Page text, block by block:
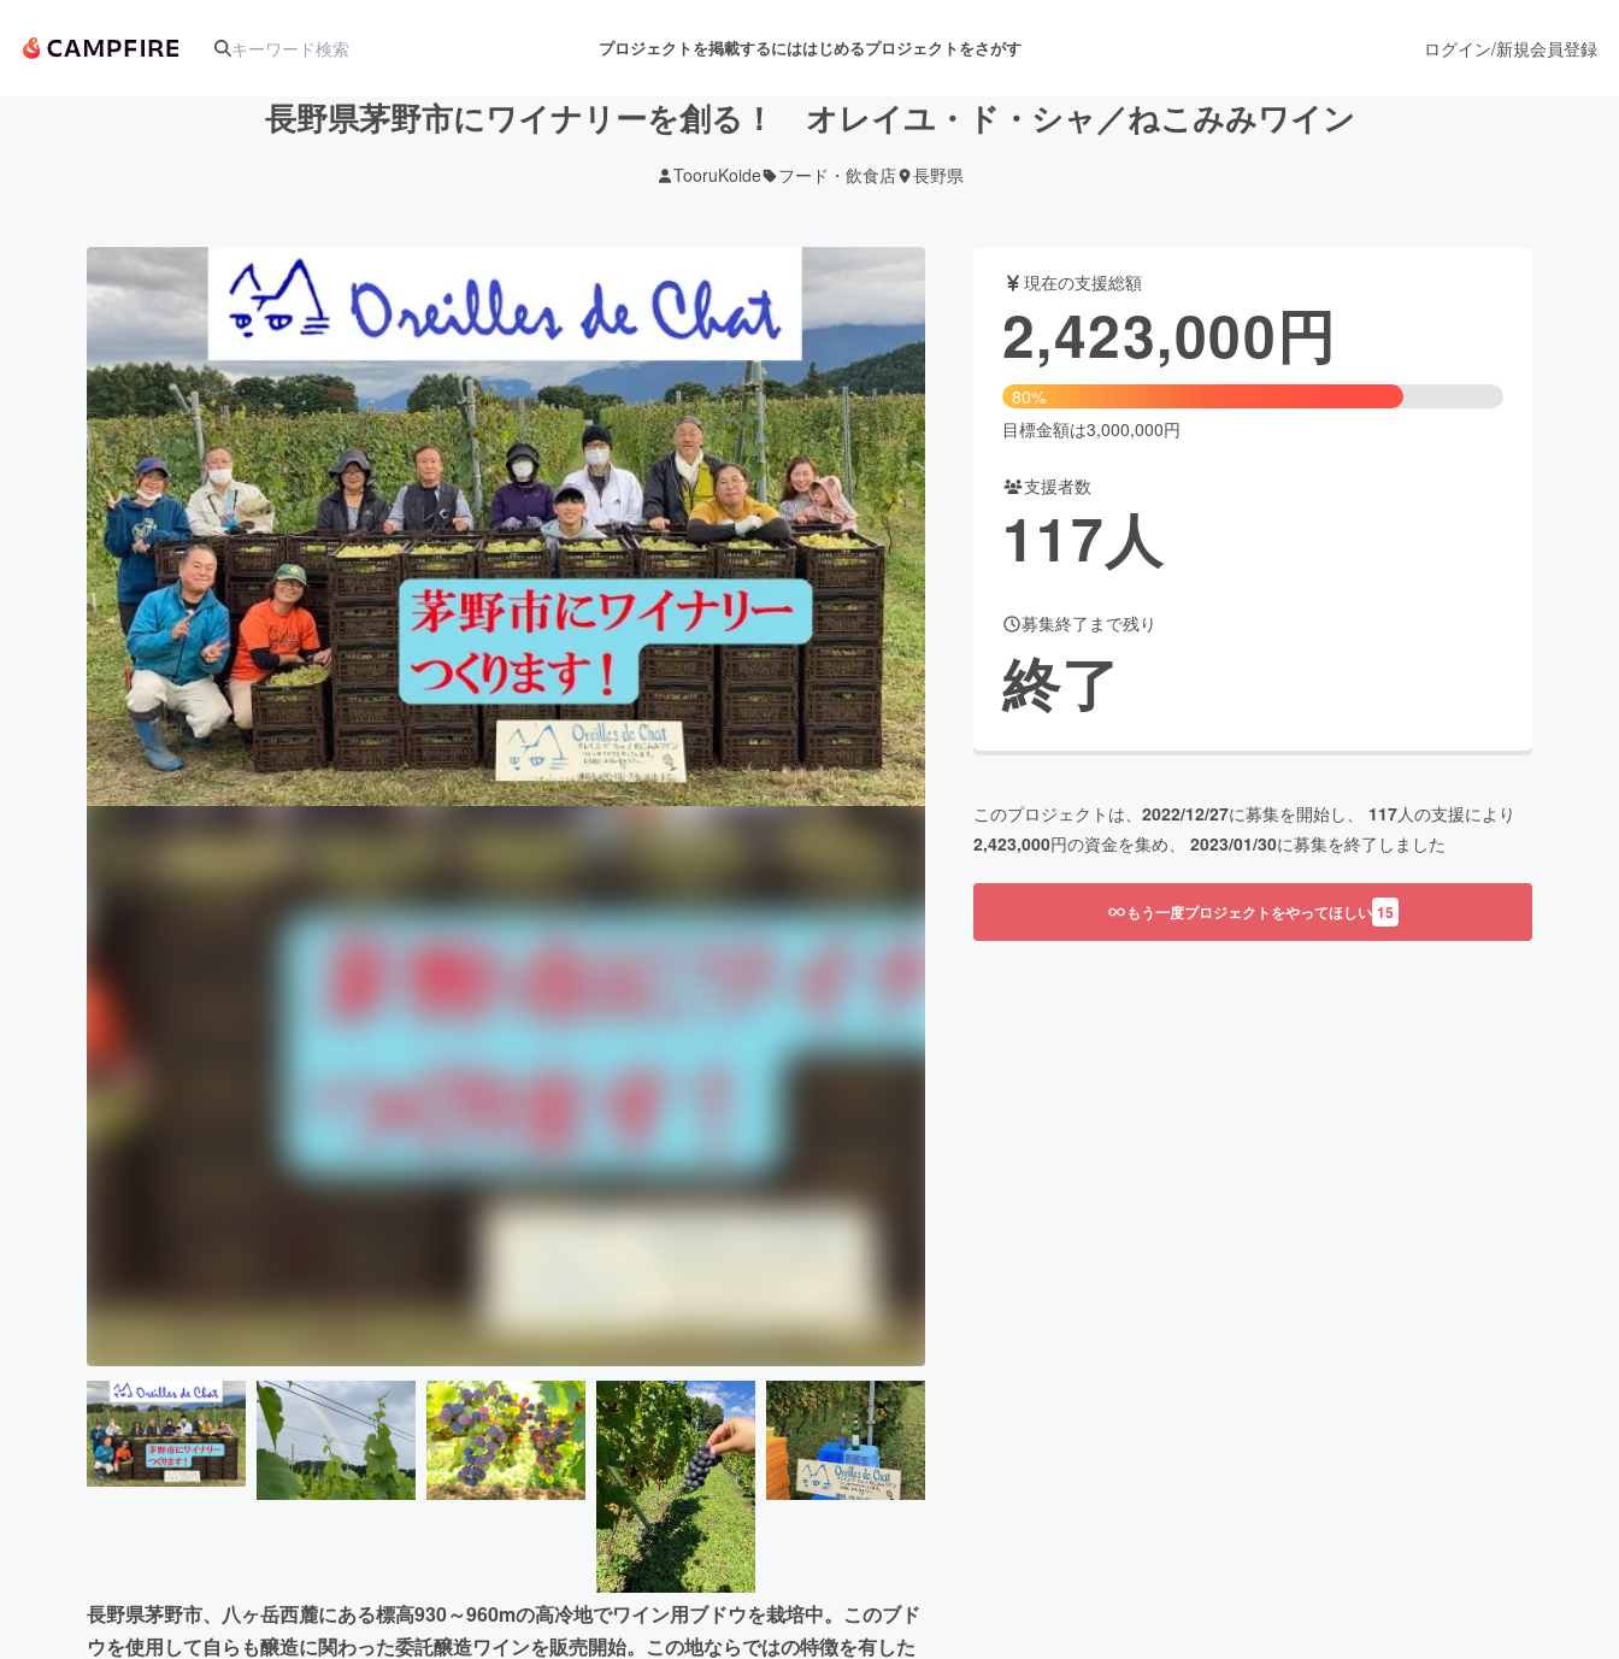
プロジェクトを掲載するにははじめるプロジェクトをさがす
アート・写真 音楽 舞台・パフォーマンス
テクノロジー・ガジェット ゲーム・サービス開発 フード・飲食店 ファッション
映像・映画 書籍・雑誌出版 アニメ・漫画
ビジネス・起業 チャレンジ ビューティー・ヘルスケア
まちづくり・地域活性化
CAMPFIRE for Social GoodCAMPFIRE Creation
CAMPFIREふるさと納税machi-yaコミュニティ
ログイン/新規会員登録
長野県茅野市にワイナリーを創る！ オレイユ・ド・シャ／ねこみみワイン
TooruKoide フード・飲食店 長野県
長野県茅野市、八ヶ岳西麓にある標高930～960mの高冷地でワイン用ブドウを栽培中。このブド
ウを使用して自らも醸造に関わった委託醸造ワインを販売開始。この地ならではの特徴を有した
現在の支援総額
2,423,000円
80%
目標金額は3,000,000円
支援者数
117人
募集終了まで残り
終了
このプロジェクトは、 2022/12/27に募集を開始し、 117人の支援により
2,423,000円の資金を集め、 2023/01/30に募集を終了しました
もう一度プロジェクトをやってほしい 15